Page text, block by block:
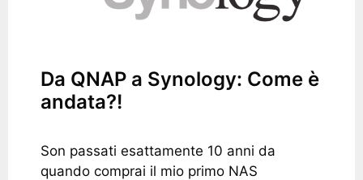
Da QNAP a Synology: Come è
andata?!
Son passati esattamente 10 anni da
quando comprai il mio primo NAS